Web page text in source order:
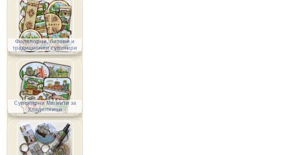
Фолклорни, битови и
традиционни сувенири
Сувенирни Магнити за
Хладилници